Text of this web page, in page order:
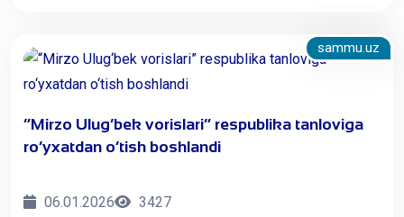
sammu.uz
​“Mirzo Ulug‘bek vorislari” respublika tanloviga
ro‘yxatdan o‘tish boshlandi
06.01.2026 3427